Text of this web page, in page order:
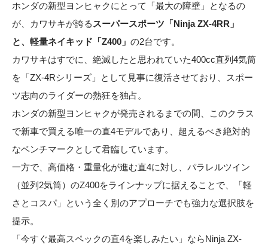
ホンダの新型ヨンヒャクにとって「最大の障壁」となるの
が、カワサキが誇る スーパースポーツ「Ninja ZX-4RR」
と、軽量ネイキッド「Z400」 の2台です。
カワサキはすでに、絶滅したと思われていた400cc直列4気筒
を「ZX-4Rシリーズ」として見事に復活させており、スポー
ツ志向のライダーの熱狂を独占。
ホンダの新型ヨンヒャクが発売されるまでの間、このクラス
で新車で買える唯一の直4モデルであり、超えるべき絶対的
なベンチマークとして君臨しています。
一方で、高価格・重量化が進む直4に対し、パラレルツイン
（並列2気筒）のZ400をラインナップに据えることで、「軽
さとコスパ」という全く別のアプローチでも強力な選択肢を
提示。
「今すぐ最高スペックの直4を楽しみたい」ならNinja ZX-